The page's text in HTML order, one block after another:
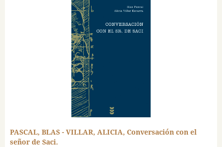
PASCAL, BLAS - VILLAR, ALICIA, Conversación con el
señor de Saci.